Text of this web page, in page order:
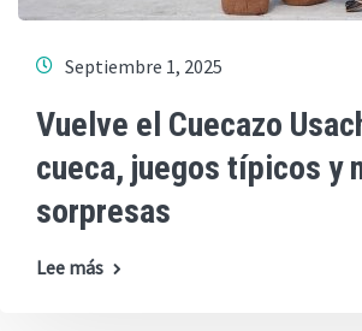
Septiembre 1, 2025
Vuelve el Cuecazo
cueca, juegos típicos y
sorpresas
Lee más